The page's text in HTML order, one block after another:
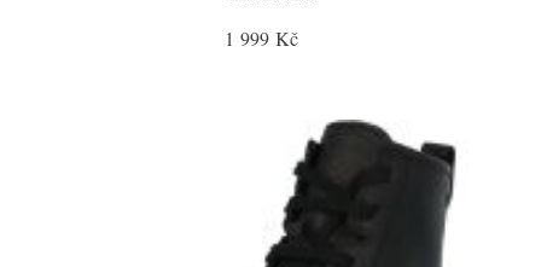
1 999 Kč